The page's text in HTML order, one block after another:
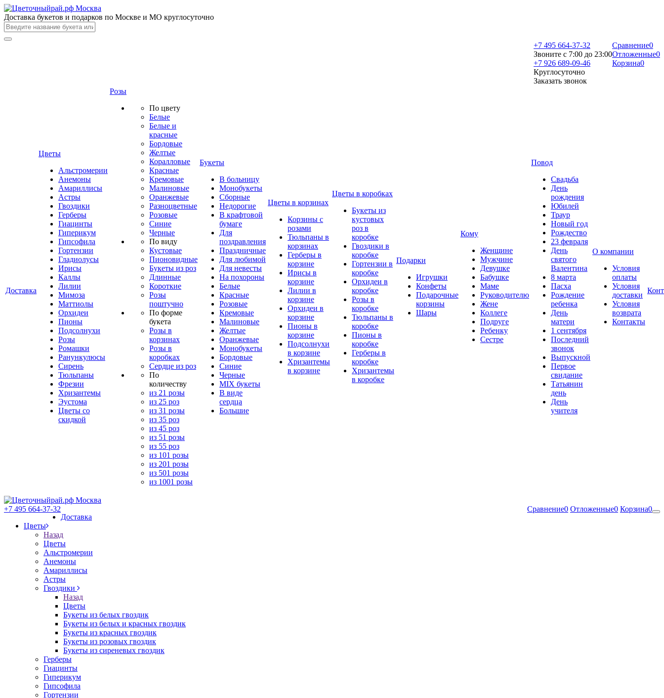
Доставка букетов и подарков по Москве и МО круглосуточно
Сравнение0
Отложенные0
Корзина0
+7 495 664-37-32
Звоните с 7:00 до 23:00
+7 926 689-09-46
Круглосуточно
Заказать звонок
Доставка
Цветы
Альстромерии
Анемоны
Амариллисы
Астры
Гвоздики
Герберы
Гиацинты
Гиперикум
Гипсофила
Гортензии
Гладиолусы
Ирисы
Каллы
Лилии
Мимоза
Маттиолы
Орхидеи
Пионы
Подсолнухи
Розы
Ромашки
Ранункулюсы
Сирень
Тюльпаны
Фрезии
Хризантемы
Эустома
Цветы со
скидкой
Розы
По цвету
Белые
Белые и
красные
Бордовые
Желтые
Коралловые
Красные
Кремовые
Малиновые
Оранжевые
Разноцветные
Розовые
Синие
Черные
По виду
Кустовые
Пионовидные
Букеты из роз
Длинные
Короткие
Розы
поштучно
По форме
букета
Розы в
корзинах
Розы в
коробках
Сердце из роз
По
количеству
из 21 розы
из 25 роз
из 31 розы
из 35 роз
из 45 роз
из 51 розы
из 55 роз
из 101 розы
из 201 розы
из 501 розы
из 1001 розы
Букеты
В больницу
Монобукеты
Сборные
Недорогие
В крафтовой
бумаге
Для
поздравления
Праздничные
Для любимой
Для невесты
На похороны
Белые
Красные
Розовые
Кремовые
Малиновые
Желтые
Оранжевые
Монобукеты
Бордовые
Синие
Черные
MIX букеты
В виде
сердца
Большие
Цветы в корзинах
Корзины с
розами
Тюльпаны в
корзинах
Герберы в
корзине
Ирисы в
корзине
Лилии в
корзине
Орхидеи в
корзине
Пионы в
корзине
Подсолнухи
в корзине
Хризантемы
в корзине
Цветы в коробках
Букеты из
кустовых
роз в
коробке
Гвоздики в
коробке
Гортензии в
коробке
Орхидеи в
коробке
Розы в
коробке
Тюльпаны в
коробке
Пионы в
коробке
Герберы в
коробке
Хризантемы
в коробке
Подарки
Игрушки
Конфеты
Подарочные
корзины
Шары
Кому
Женщине
Мужчине
Девушке
Бабушке
Маме
Руководителю
Жене
Коллеге
Подруге
Ребенку
Сестре
Повод
Свадьба
День
рождения
Юбилей
Траур
Новый год
Рождество
23 февраля
День
святого
Валентина
8 марта
Пасха
Рождение
ребенка
День
матери
1 сентября
Последний
звонок
Выпускной
Первое
свидание
Татьянин
день
День
учителя
О компании
Условия
оплаты
Условия
доставки
Условия
возврата
Контакты
+7 495 664-37-32 Сравнение0 Отложенные0 Корзина0
Доставка
Цветы
Назад
Цветы
Альстромерии
Анемоны
Амариллисы
Астры
Гвоздики
Назад
Цветы
Букеты из белых гвоздик
Букеты из белых и красных гвоздик
Букеты из красных гвоздик
Букеты из розовых гвоздик
Букеты из сиреневых гвоздик
Герберы
Гиацинты
Гиперикум
Гипсофила
Гортензии